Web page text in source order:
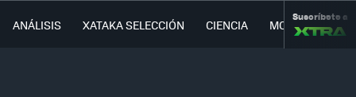
ANÁLISIS XATAKA SELECCIÓN CIENCIA MOVILIDAD
Suscríbete a